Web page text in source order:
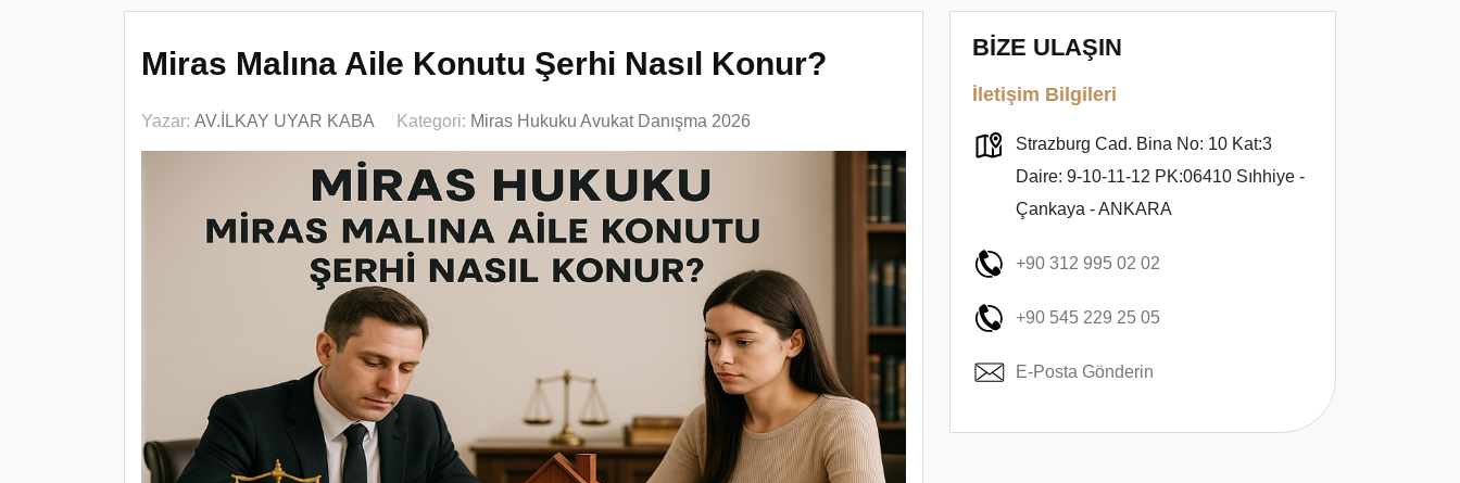
Miras Malına Aile Konutu Şerhi Nasıl Konur?
Yazar: AV.İLKAY UYAR KABA Kategori: Miras Hukuku Avukat Danışma 2026
BİZE ULAŞIN
İletişim Bilgileri
Strazburg Cad. Bina No: 10 Kat:3
Daire: 9-10-11-12 PK:06410 Sıhhiye -
Çankaya - ANKARA
+90 312 995 02 02
+90 545 229 25 05
E-Posta Gönderin